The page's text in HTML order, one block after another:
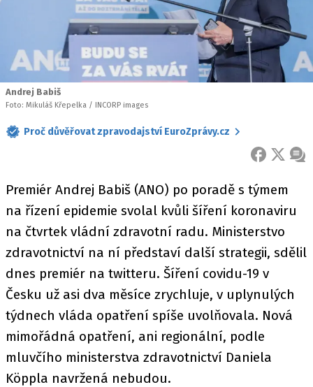
Andrej Babiš
Foto: Mikuláš Křepelka / INCORP images
Proč důvěřovat zpravodajství EuroZprávy.cz
FACEBOOK
X
Premiér Andrej Babiš (ANO) po poradě s týmem
na řízení epidemie svolal kvůli šíření koronaviru
na čtvrtek vládní zdravotní radu. Ministerstvo
zdravotnictví na ní představí další strategii, sdělil
dnes premiér na twitteru. Šíření covidu-19 v
Česku už asi dva měsíce zrychluje, v uplynulých
týdnech vláda opatření spíše uvolňovala. Nová
mimořádná opatření, ani regionální, podle
mluvčího ministerstva zdravotnictví Daniela
Köppla navržená nebudou.